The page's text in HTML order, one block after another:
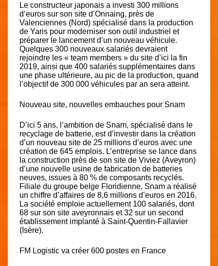
Le constructeur japonais a investi 300 millions
d’euros sur son site d’Onnaing, près de
Valenciennes (Nord) spécialisé dans la production
de Yaris pour moderniser son outil industriel et
préparer le lancement d’un nouveau véhicule.
Quelques 300 nouveaux salariés devraient
rejoindre les « team members » du site d’ici la fin
2019, ainsi que 400 salariés supplémentaires dans
une phase ultérieure, au pic de la production, quand
l’objectif de 300 000 véhicules par an sera atteint.
Nouveau site, nouvelles embauches pour Snam
D’ici 5 ans, l’ambition de Snam, spécialisé dans le
recyclage de batterie, est d’investir dans la création
d’un nouveau site de 25 millions d’euros avec une
création de 645 emplois. L’entreprise se lance dans
la construction près de son site de Viviez (Aveyron)
d’une nouvelle usine de fabrication de batteries
neuves, issues à 80 % de composants recyclés.
Filiale du groupe belge Floridienne, Snam a réalisé
un chiffre d’affaires de 8,6 millions d’euros en 2016.
La société emploie actuellement 100 salariés, dont
68 sur son site aveyronnais et 32 sur un second
établissement implanté à Saint-Quentin-Fallavier
(Isère).
FM Logistic va créer 600 postes en France